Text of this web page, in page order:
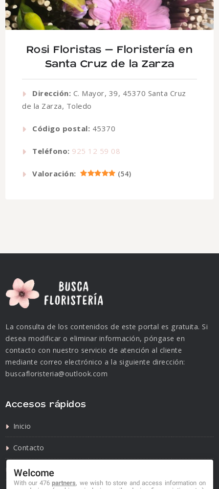
Rosi Floristas – Floristería en
Santa Cruz de la Zarza
Dirección: C. Mayor, 39, 45370 Santa Cruz
de la Zarza, Toledo
Código postal: 45370
Teléfono: 925 12 59 08
Valoración: (54)
La consulta de los contenidos de este portal es gratuita. Si
desea modificar o eliminar información, póngase en
contacto con nuestro servicio de atención al cliente
mediante correo electrónico a la siguiente dirección:
buscafloristeria@outlook.com
Accesos rápidos
Inicio
Contacto
Política de privacidad
Welcome
With our 476partners, we wish to store and access information on